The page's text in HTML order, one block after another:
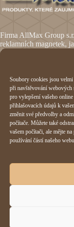
Soubory cookies jsou velmi
při navštěvování webových
pro vylepšení vašeho
přihlašovacích údajů k
změnit své předvolby a
počítače. Můžete také
vašem počítači, ale mějte
používání částí našeho
Firma AllMax Group
reklamních magnetek,
fólií.
Informace
Obchodní
Reklamační
Odstoupení od
Ochrana
Cookies
+420 577 214